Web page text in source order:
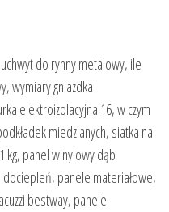
do rynny metalowy, ile
wymiary gniazdka
elektroizolacyjna 16, w czym
miedzianych, siatka na
kg, panel winylowy dąb
dociepleń, panele materiałowe,
bestway, panele